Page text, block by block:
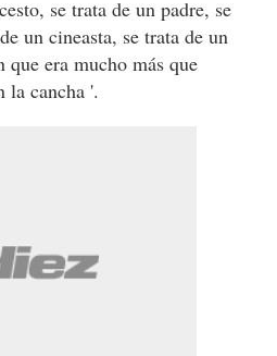
se trata de un padre, se
un cineasta, se trata de un
que era mucho más que
la cancha '.